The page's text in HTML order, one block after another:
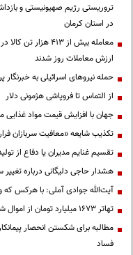
در استان کرمان
معامله بیش از ۴۱۳
ارزش معاملات روز شدند
حمله نیروهای اسرائیلی به
از التماس تا فروپاشی هژمونی دلار
جهان با افزایش قیمت مواد غذایی
تکذیب شایعه «معافیت سربازان
تقسیم غنایم مدیران یا دفاع از
هشدار حاجی دلیگانی درباره
آیت‌الله جوادی آملی: با هرکس که
تهاتر ۱۶۷۳ میلیارد تومان از اموال شرکت‌های تراستی
مطالبه برای شکستن انحصار
فساد